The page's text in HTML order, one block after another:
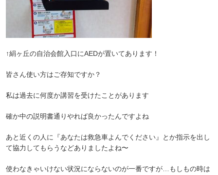
↑絹ヶ丘の自治会館入口にAEDが置いてあります！
皆さん使い方はご存知ですか？
私は過去に何度か講習を受けたことがあります
確か中の説明書通りやれば良かったんですよね
あと近くの人に『あなたは救急車よんでください』とか指示を出し
て協力してもらうなどありましたよね〜
使わなきゃいけない状況にならないのが一番ですが…もしもの時は